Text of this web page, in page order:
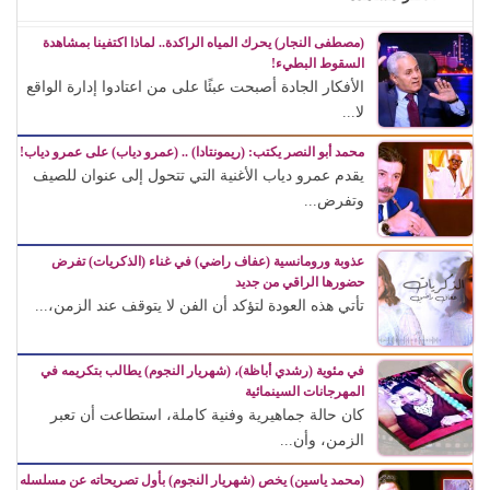
(مصطفى النجار) يحرك المياه الراكدة.. لماذا اكتفينا بمشاهدة
السقوط البطيء!
الأفكار الجادة أصبحت عبئًا على من اعتادوا إدارة الواقع
لا...
محمد أبو النصر يكتب: (ريمونتادا) .. (عمرو دياب) على عمرو دياب!
يقدم عمرو دياب الأغنية التي تتحول إلى عنوان للصيف
وتفرض...
عذوبة ورومانسية (عفاف راضي) في غناء (الذكريات) تفرض
حضورها الراقي من جديد
تأتي هذه العودة لتؤكد أن الفن لا يتوقف عند الزمن،...
في مئوية (رشدي أباظة)، (شهريار النجوم) يطالب بتكريمه في
المهرجانات السينمائية
كان حالة جماهيرية وفنية كاملة، استطاعت أن تعبر
الزمن، وأن...
(محمد ياسين) يخص (شهريار النجوم) بأول تصريحاته عن مسلسله